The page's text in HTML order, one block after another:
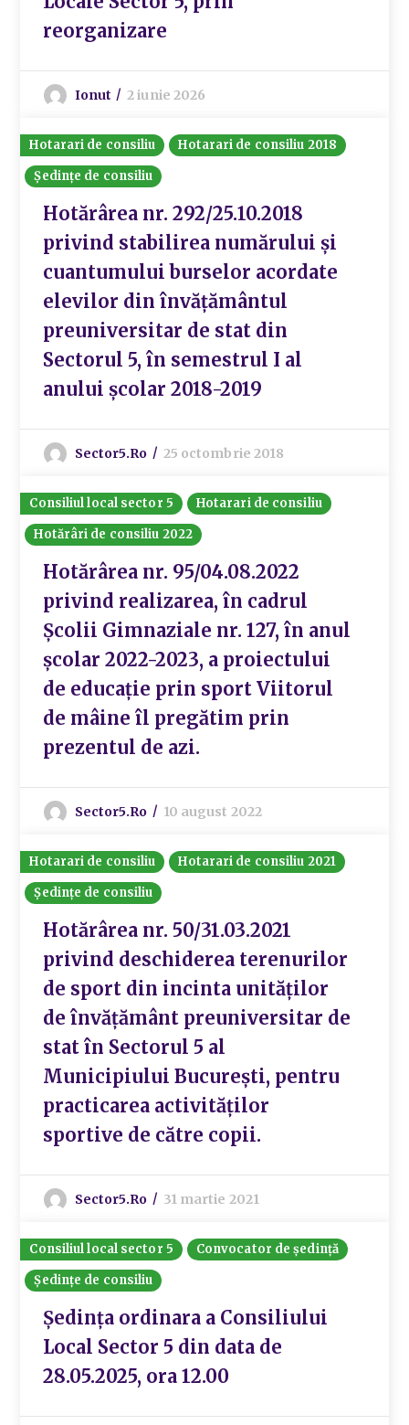
reorganizare
Ionut 2 iunie 2026
Hotarari de consiliu
Hotarari de consiliu 2018
Ședințe de consiliu
Hotărârea nr. 292/25.10.2018
privind stabilirea numărului și
cuantumului burselor acordate
elevilor din învățământul
preuniversitar de stat din
Sectorul 5, în semestrul I al
anului școlar 2018-2019
Sector5.ro 25 octombrie 2018
Consiliul local sector 5
Hotarari de consiliu
Hotărâri de consiliu 2022
Hotărârea nr. 95/04.08.2022
privind realizarea, în cadrul
Școlii Gimnaziale nr. 127, în anul
școlar 2022-2023, a proiectului
de educație prin sport Viitorul
de mâine îl pregătim prin
prezentul de azi.
Sector5.ro 10 august 2022
Hotarari de consiliu
Hotarari de consiliu 2021
Ședințe de consiliu
Hotărârea nr. 50/31.03.2021
privind deschiderea terenurilor
de sport din incinta unităților
de învățământ preuniversitar de
stat în Sectorul 5 al
Municipiului București, pentru
practicarea activităților
sportive de către copii.
Sector5.ro 31 martie 2021
Consiliul local sector 5
Convocator de ședință
Ședințe de consiliu
Ședința ordinara a Consiliului
Local Sector 5 din data de
28.05.2025, ora 12.00